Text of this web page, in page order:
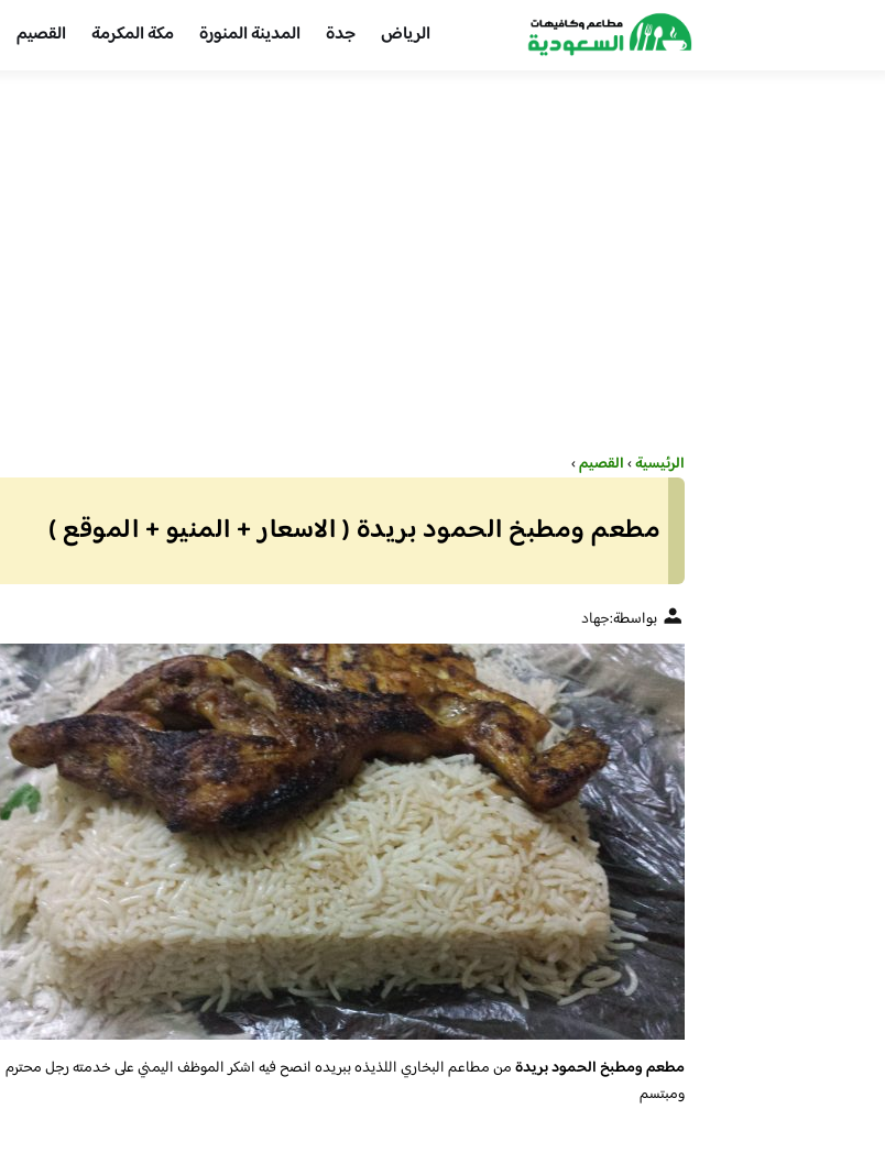
الرياض جدة المدينة المنورة مكة المكرمة القصيم
الرئيسية›القصيم›
مطعم ومطبخ الحمود بريدة ( الاسعار + المنيو + الموقع )
بواسطة:جهاد
مطعم ومطبخ الحمود بريدةمن مطاعم البخاري اللذيذه ببريده انصح فيه اشكر الموظف اليمني على خدمته رجل محترم
ومبتسم